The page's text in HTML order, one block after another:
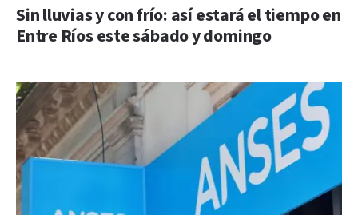
Sin lluvias y con frío: así estará el tiempo en
Entre Ríos este sábado y domingo